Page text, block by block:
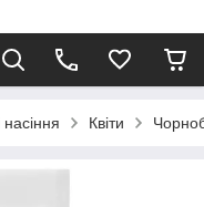
насіння Квіти